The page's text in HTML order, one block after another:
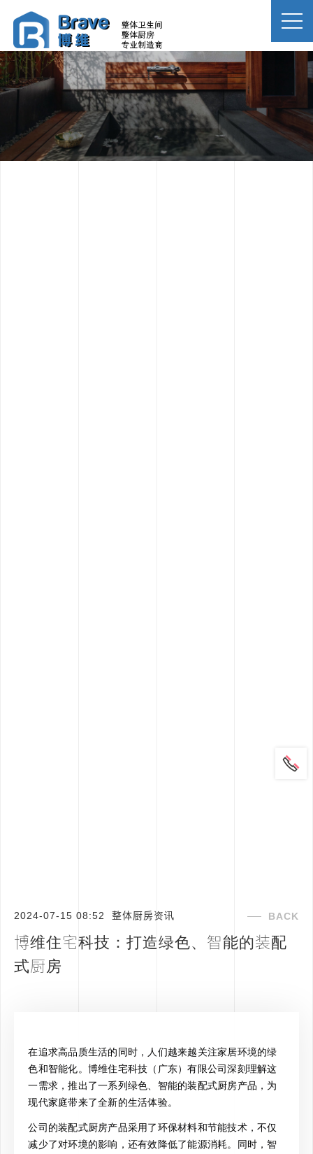
2024-07-15 08:52 整体厨房资讯
博维住宅科技：打造绿色、智能的装配
式厨房
BACK
在追求高品质生活的同时，人们越来越关注家居环境的绿
色和智能化。博维住宅科技（广东）有限公司深刻理解这
一需求，推出了一系列绿色、智能的装配式厨房产品，为
现代家庭带来了全新的生活体验。
公司的装配式厨房产品采用了环保材料和节能技术，不仅
减少了对环境的影响，还有效降低了能源消耗。同时，智